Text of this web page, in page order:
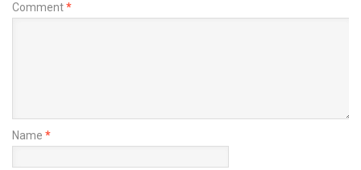
Comment*
Name *